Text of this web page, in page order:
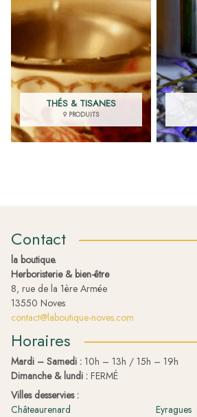
THÉS & TISANES
9 PRODUITS
Contact
la boutique.
Herboristerie & bien-être
8, rue de la 1ère Armée
13550 Noves
contact@laboutique-noves.com
Horaires
Mardi – Samedi : 10h – 13h / 15h – 19h
Dimanche & lundi : FERMÉ
Villes desservies :
Châteaurenard
Eyragues